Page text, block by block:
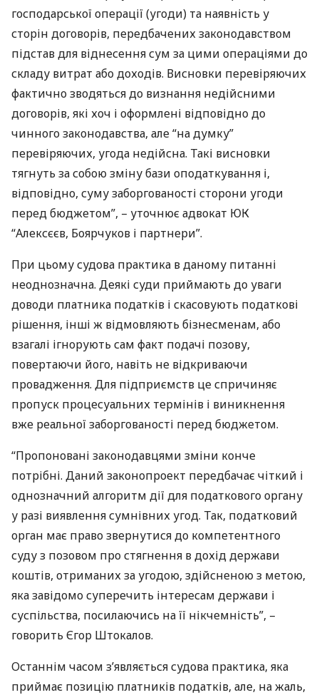
господарської операції (угоди) та наявність у
сторін договорів, передбачених законодавством
підстав для віднесення сум за цими операціями до
складу витрат або доходів. Висновки перевіряючих
фактично зводяться до визнання недійсними
договорів, які хоч і оформлені відповідно до
чинного законодавства, але “на думку”
перевіряючих, угода недійсна. Такі висновки
тягнуть за собою зміну бази оподаткування і,
відповідно, суму заборгованості сторони угоди
перед бюджетом”, – уточнює адвокат ЮК
“Алексєєв, Боярчуков і партнери”.
При цьому судова практика в даному питанні
неоднозначна. Деякі суди приймають до уваги
доводи платника податків і скасовують податкові
рішення, інші ж відмовляють бізнесменам, або
взагалі ігнорують сам факт подачі позову,
повертаючи його, навіть не відкриваючи
провадження. Для підприємств це спричиняє
пропуск процесуальних термінів і виникнення
вже реальної заборгованості перед бюджетом.
“Пропоновані законодавцями зміни конче
потрібні. Даний законопроект передбачає чіткий і
однозначний алгоритм дії для податкового органу
у разі виявлення сумнівних угод. Так, податковий
орган має право звернутися до компетентного
суду з позовом про стягнення в дохід держави
коштів, отриманих за угодою, здійсненою з метою,
яка завідомо суперечить інтересам держави і
суспільства, посилаючись на її нікчемність”, –
говорить Єгор Штокалов.
Останнім часом з’являється судова практика, яка
приймає позицію платників податків, але, на жаль,